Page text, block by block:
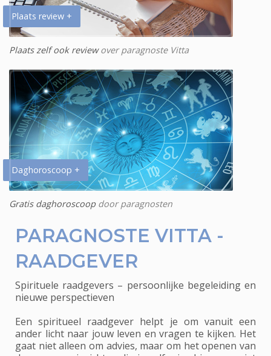
Plaats review +
Plaats zelf ook reviewover paragnoste Vitta
Daghoroscoop +
Gratis daghoroscoopdoor paragnosten
PARAGNOSTE VITTA -
RAADGEVER
Spirituele raadgevers – persoonlijke begeleiding en
nieuwe perspectieven
Een spiritueel raadgever helpt je om vanuit een
ander licht naar jouw leven en vragen te kijken. Het
gaat niet alleen om advies, maar om het openen van